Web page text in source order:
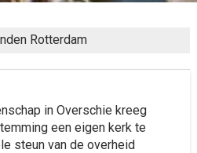
Rotterdam
in Overschie kreeg
een eigen kerk te
steun van de overheid